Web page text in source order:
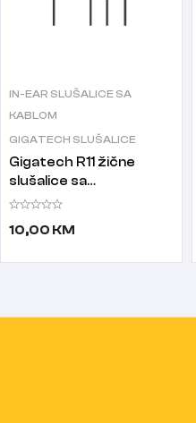
IN-EAR SLUŠALICE SA
KABLOM
GIGATECH SLUŠALICE
Gigatech R11 žične
slušalice sa
mikrofonom crne
10,00 KM